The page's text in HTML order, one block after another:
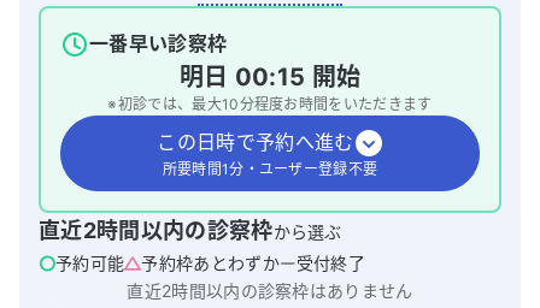
一番早い診察枠
明日 00:15 開始
※初診では、最大10分程度お時間をいただきます
この日時で予約へ進む
所要時間1分・ユーザー登録不要
直近2時間以内の診察枠から選ぶ
予約可能
予約枠あとわずか
受付終了
直近2時間以内の診察枠はありません